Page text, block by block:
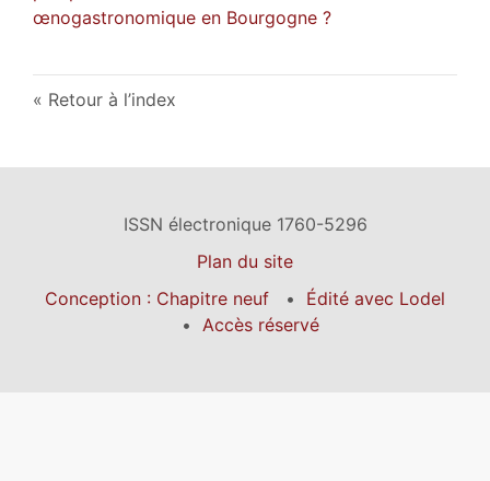
œnogastronomique en Bourgogne ?
Retour à l’index
ISSN électronique 1760-5296
Plan du site
Conception : Chapitre neuf
Édité avec Lodel
Accès réservé